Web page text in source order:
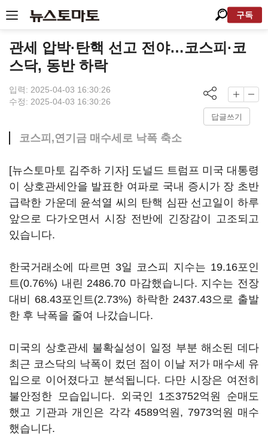
구독
관세 압박·탄핵 선고 전야…코스피·코
스닥, 동반 하락
입력: 2025-04-03 16:30:26
수정: 2025-04-03 16:30:26
답글쓰기
코스피,연기금 매수세로 낙폭 축소
[뉴스토마토 김주하 기자] 도널드 트럼프 미국 대통령
이 상호관세안을 발표한 여파로 국내 증시가 장 초반
급락한 가운데 윤석열 씨의 탄핵 심판 선고일이 하루
앞으로 다가오면서 시장 전반에 긴장감이 고조되고
있습니다.
한국거래소에 따르면 3일 코스피 지수는 19.16포인
트(0.76%) 내린 2486.70 마감했습니다. 지수는 전장
대비 68.43포인트(2.73%) 하락한 2437.43으로 출발
한 후 낙폭을 줄여 나갔습니다.
미국의 상호관세 불확실성이 일정 부분 해소된 데다
최근 코스닥의 낙폭이 컸던 점이 이날 저가 매수세 유
입으로 이어졌다고 분석됩니다. 다만 시장은 여전히
불안정한 모습입니다. 외국인 1조3752억원 순매도
했고 기관과 개인은 각각 4589억원, 7973억원 매수
했습니다.